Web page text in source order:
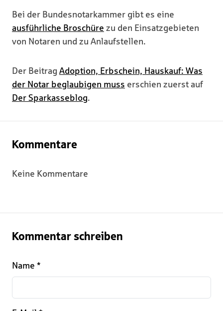
Bei der Bundesnotarkammer gibt es eine
ausführliche Broschüre zu den Einsatzgebieten
von Notaren und zu Anlaufstellen.
Der Beitrag Adoption, Erbschein, Hauskauf: Was
der Notar beglaubigen muss erschien zuerst auf
Der Sparkasseblog.
Kommentare
Keine Kommentare
Kommentar schreiben
Name *